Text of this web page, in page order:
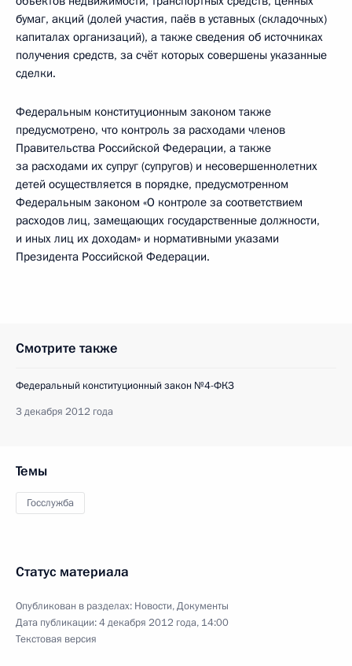
бумаг, акций (долей участия, паёв в уставных (складочных)
капиталах организаций), а также сведения об источниках
получения средств, за счёт которых совершены указанные
сделки.
Федеральным конституционным законом также
предусмотрено, что контроль за расходами членов
Правительства Российской Федерации, а также
за расходами их супруг (супругов) и несовершеннолетних
детей осуществляется в порядке, предусмотренном
Федеральным законом «О контроле за соответствием
расходов лиц, замещающих государственные должности,
и иных лиц их доходам» и нормативными указами
Президента Российской Федерации.
Смотрите также
Федеральный конституционный закон №4-ФКЗ
3 декабря 2012 года
Темы
Госслужба
Статус материала
Опубликован в разделах: Новости,Документы
Дата публикации:4 декабря 2012 года, 14:00
Текстовая версия